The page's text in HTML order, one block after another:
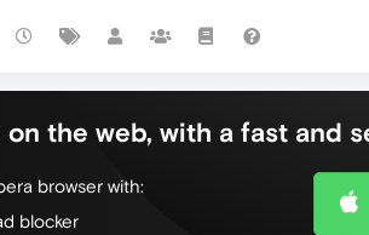
on the web, with a fast and
browser with:
blocker